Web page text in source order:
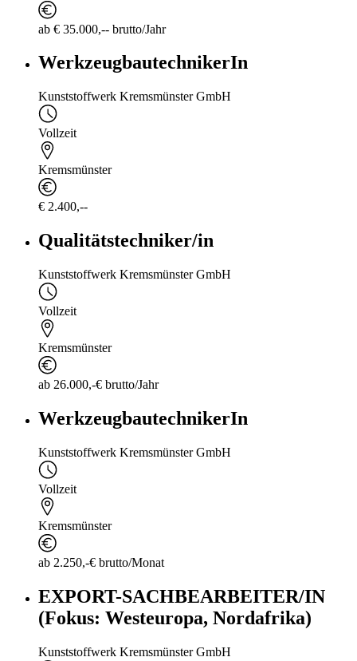
ab € 35.000,-- brutto/Jahr
WerkzeugbautechnikerIn
Kunststoffwerk Kremsmünster GmbH
Vollzeit
Kremsmünster
€ 2.400,--
Qualitätstechniker/in
Kunststoffwerk Kremsmünster GmbH
Vollzeit
Kremsmünster
ab 26.000,-€ brutto/Jahr
WerkzeugbautechnikerIn
Kunststoffwerk Kremsmünster GmbH
Vollzeit
Kremsmünster
ab 2.250,-€ brutto/Monat
EXPORT-SACHBEARBEITER/IN
(Fokus: Westeuropa, Nordafrika)
Kunststoffwerk Kremsmünster GmbH